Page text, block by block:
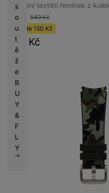
s
o
u
t
ě
ž
e
B
U
Y
&
F
L
Y
Hybridní textilní řemínek z
-27 % 549Kč
Ušetříte 150 Kč
399 Kč